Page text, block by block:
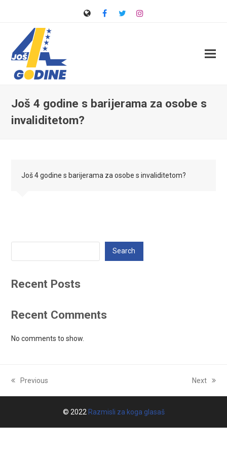
WebFacebook
TwitterInstagram
Još 4 godine s barijerama za osobe s
invaliditetom?
Još 4 godine s barijerama za osobe s invaliditetom?
Search
Recent Posts
Recent Comments
No comments to show.
previous
post:
Previous
next
post:
Next
© 2022 Razmisli za koga glasaš